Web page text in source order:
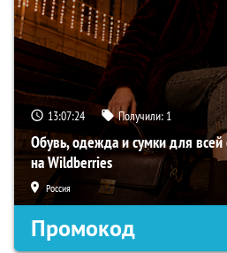
13:07:23 Получили: 1
Обувь, одежда и сумки для всей
на Wildberries
Россия
Промокод